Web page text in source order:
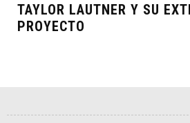
TAYLOR LAUTNER Y SU
PROYECTO